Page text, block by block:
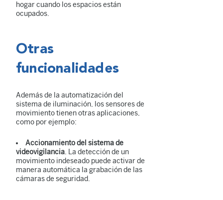
hogar cuando los espacios están
ocupados.
Otras
funcionalidades
Además de la automatización del
sistema de iluminación, los sensores de
movimiento tienen otras aplicaciones,
como por ejemplo:
Accionamiento del sistema de
videovigilancia. La detección de un
movimiento indeseado puede activar de
manera automática la grabación de las
cámaras de seguridad.